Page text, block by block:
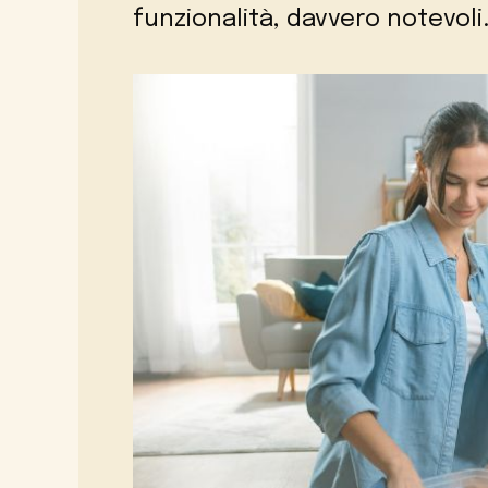
funzionalità, davvero notevoli.